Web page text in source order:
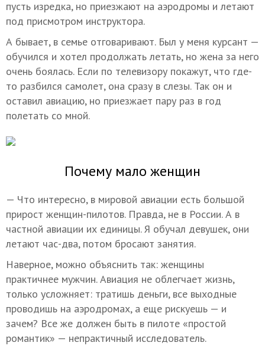
пусть изредка, но приезжают на аэродромы и летают
под присмотром инструктора.
А бывает, в семье отговаривают. Был у меня курсант —
обучился и хотел продолжать летать, но жена за него
очень боялась. Если по телевизору покажут, что где-
то разбился самолет, она сразу в слезы. Так он и
оставил авиацию, но приезжает пару раз в год
полетать со мной.
Почему мало женщин
— Что интересно, в мировой авиации есть большой
прирост женщин-пилотов. Правда, не в России. А в
частной авиации их единицы. Я обучал девушек, они
летают час-два, потом бросают занятия.
Наверное, можно объяснить так: женщины
практичнее мужчин. Авиация не облегчает жизнь,
только усложняет: тратишь деньги, все выходные
проводишь на аэродромах, а еще рискуешь — и
зачем? Все же должен быть в пилоте «простой
романтик» — непрактичный исследователь.